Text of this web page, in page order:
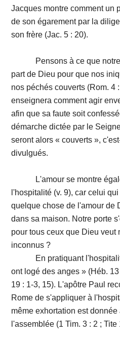
Jacques montre comment un
de son égarement par la
son frère (Jac. 5 : 20).
Pensons à ce que notre
part de Dieu pour que nos
nos péchés couverts (Rom. 4
enseignera comment agir
afin que sa faute soit
démarche dictée par le
seront alors « couverts »,
divulgués.
L'amour se montre
l'hospitalité (v. 9), car celui
quelque chose de l'amour de
dans sa maison. Notre porte
pour tous ceux que Dieu veut
inconnus ?
En pratiquant
ont logé des anges » (Héb.
19 : 1-3, 15). L'apôtre Paul
Rome de s'appliquer à
même exhortation est
l'assemblée (1 Tim. 3 : 2 ; Tite